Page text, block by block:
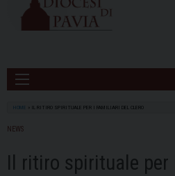
HOME IL RITIRO SPIRITUALE PER I FAMILIARI DEL CLERO
NEWS
Il ritiro spirituale per